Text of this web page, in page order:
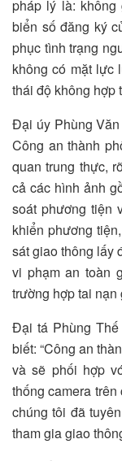
pháp lý là:
biển số đăng ký
phục tình trạng
không có mặt lực
thái độ không hợp
Đại úy Phùng
Công an thành
quan trung thực,
cả các hình ảnh
soát phương tiện
khiển phương
sát giao thông lấy
vi phạm an toàn
trường hợp tai nạn
Đại tá Phùng
biết: “Công an
và sẽ phối hợp
thống camera
chúng tôi đã
tham gia giao